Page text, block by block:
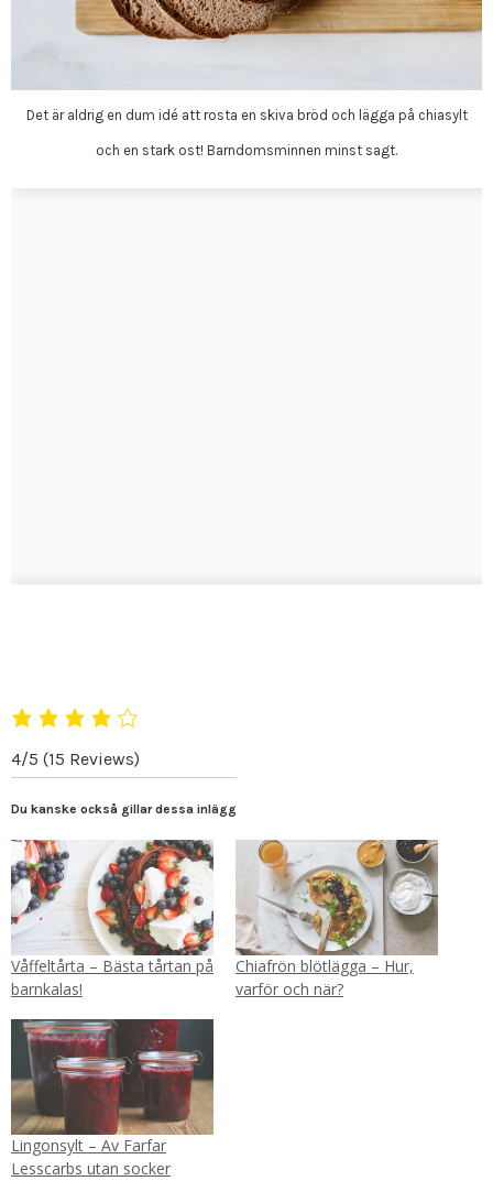
Det är aldrig en dum idé att rosta en skiva bröd och lägga på chiasylt
och en stark ost! Barndomsminnen minst sagt.
4/5 (15 Reviews)
Du kanske också gillar dessa inlägg
Våffeltårta – Bästa tårtan på
barnkalas!
Chiafrön blötlägga – Hur,
varför och när?
Lingonsylt – Av Farfar
Lesscarbs utan socker